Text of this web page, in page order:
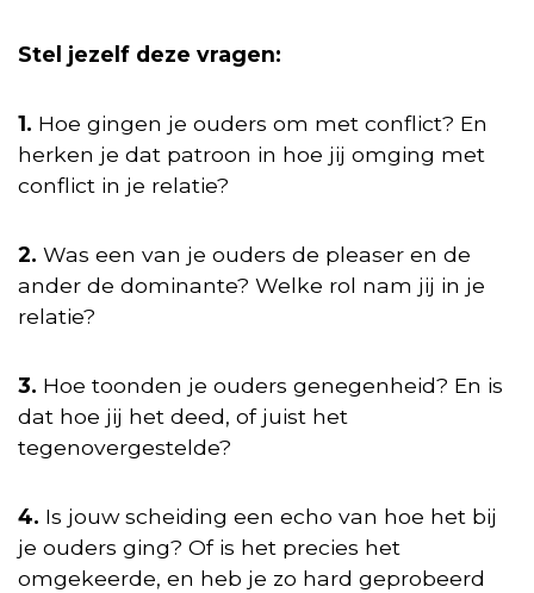
Stel jezelf deze vragen:
1. Hoe gingen je ouders om met conflict? En
herken je dat patroon in hoe jij omging met
conflict in je relatie?
2. Was een van je ouders de pleaser en de
ander de dominante? Welke rol nam jij in je
relatie?
3. Hoe toonden je ouders genegenheid? En is
dat hoe jij het deed, of juist het
tegenovergestelde?
4. Is jouw scheiding een echo van hoe het bij
je ouders ging? Of is het precies het
omgekeerde, en heb je zo hard geprobeerd